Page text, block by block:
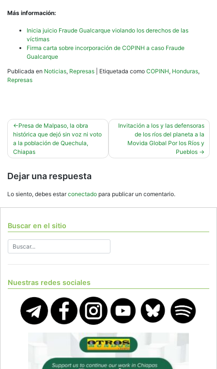
Más información:
Inicia juicio Fraude Gualcarque violando los derechos de las
víctimas
Firma carta sobre incorporación de COPINH a caso Fraude
Gualcarque
Publicada en Noticias, Represas Etiquetada como COPINH, Honduras,
Represas
Navegación
de
entradas
Presa de Malpaso, la obra
histórica que dejó sin voz ni voto
a la población de Quechula,
Chiapas
Invitación a los y las defensoras
de los ríos del planeta a la
Movida Global Por los Ríos y
Pueblos
Dejar una respuesta
Lo siento, debes estarconectado para publicar un comentario.
Buscar en el sitio
Nuestras redes sociales